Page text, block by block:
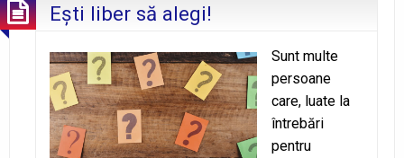
Eşti liber să alegi!
Sunt multe
persoane
care, luate la
întrebări
pentru